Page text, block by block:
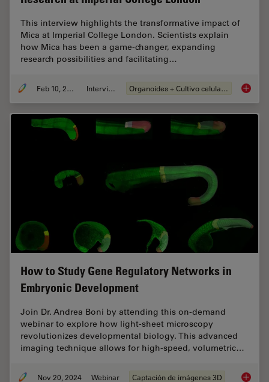
This interview highlights the transformative impact of
Mica at Imperial College London. Scientists explain
how Mica has been a game-changer, expanding
research possibilities and facilitating…
Feb 10, 2025 Interview Organoides + Cultivo celular 3D Mica: A
How to Study Gene Regulatory Networks in
Embryonic Development
Join Dr. Andrea Boni by attending this on-demand
webinar to explore how light-sheet microscopy
revolutionizes developmental biology. This advanced
imaging technique allows for high-speed, volumetric…
Nov 20, 2024 Webinar Captación de imágenes 3D How to